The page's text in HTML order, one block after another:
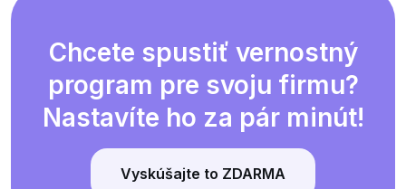
Chcete spustiť vernostný
program pre svoju firmu?
Nastavíte ho za pár minút!
Vyskúšajte to ZDARMA